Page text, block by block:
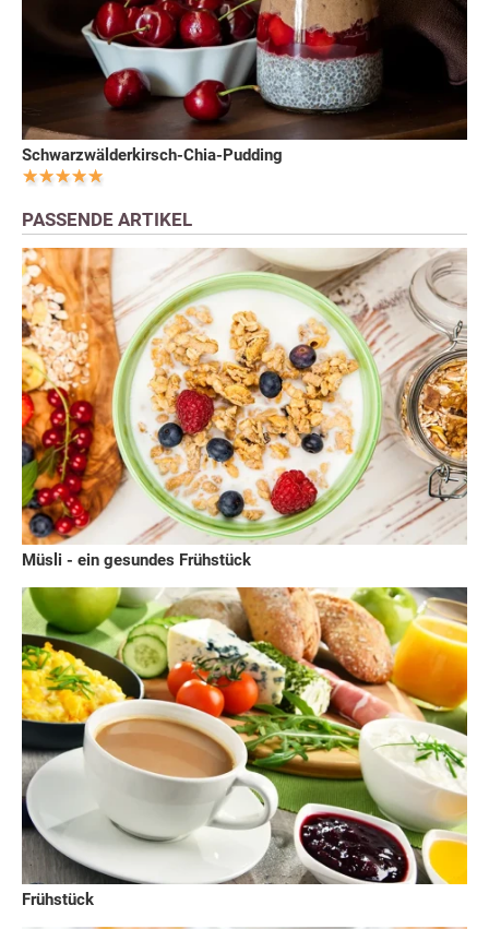
Schwarzwälderkirsch-Chia-Pudding
PASSENDE ARTIKEL
Müsli - ein gesundes Frühstück
Frühstück